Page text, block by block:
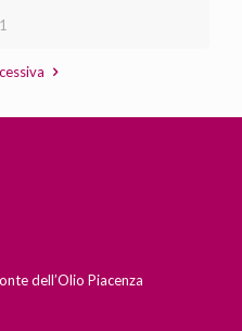
dell’Olio Piacenza